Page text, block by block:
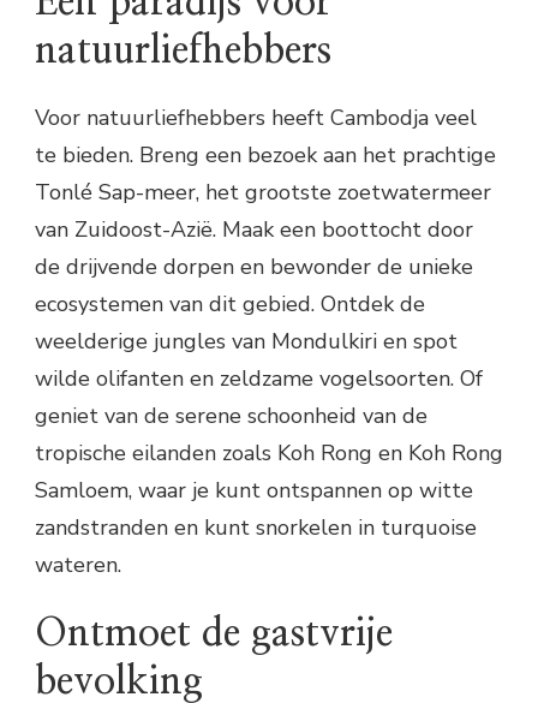
natuurliefhebbers
Voor natuurliefhebbers heeft Cambodja veel
te bieden. Breng een bezoek aan het prachtige
Tonlé Sap-meer, het grootste zoetwatermeer
van Zuidoost-Azië. Maak een boottocht door
de drijvende dorpen en bewonder de unieke
ecosystemen van dit gebied. Ontdek de
weelderige jungles van Mondulkiri en spot
wilde olifanten en zeldzame vogelsoorten. Of
geniet van de serene schoonheid van de
tropische eilanden zoals Koh Rong en Koh Rong
Samloem, waar je kunt ontspannen op witte
zandstranden en kunt snorkelen in turquoise
wateren.
Ontmoet de gastvrije
bevolking